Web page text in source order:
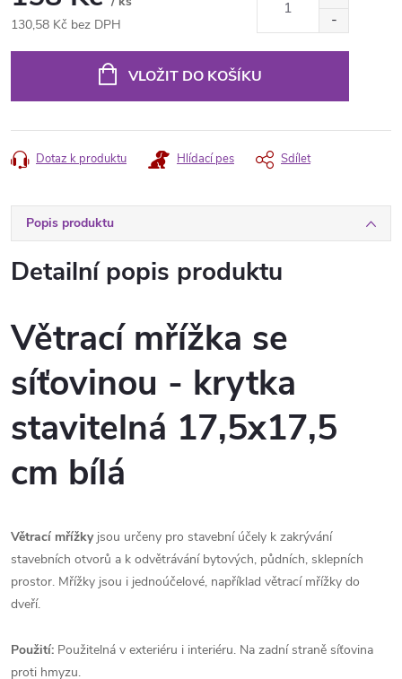
130,58 Kč bez DPH
VLOŽIT DO KOŠÍKU
Dotaz k produktu Hlídací pes Sdílet
Popis produktu
Detailní popis produktu
Větrací mřížka se
síťovinou - krytka
stavitelná 17,5x17,5
cm bílá
Větrací mřížkyjsou určeny pro stavební účely k zakrývání
stavebních otvorů a k odvětrávání bytových, půdních, sklepních
prostor. Mřížky jsou i jednoúčelové, například větrací mřížky do
dveří.
Použití: Použitelná v exteriéru i interiéru. Na zadní straně síťovina
proti hmyzu.